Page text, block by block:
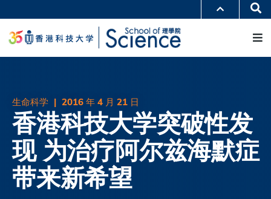
转
要
学术部门索引
生活@科大
生命科学 | 2016 年 4 月 21 日
香港科技大学突破性发
现 为治疗阿尔兹海默症
带来新希望